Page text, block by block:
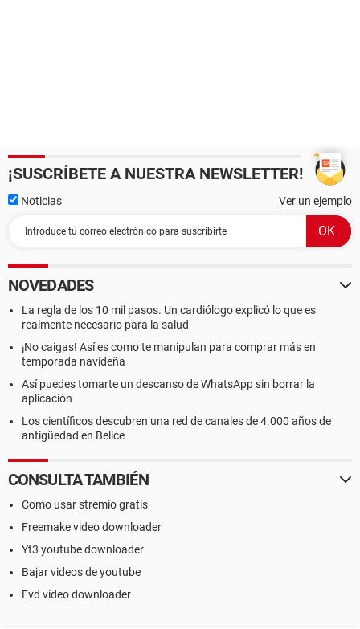
¡SUSCRÍBETE A NUESTRA NEWSLETTER!
Noticias Ver un ejemplo
NOVEDADES
La regla de los 10 mil pasos. Un cardiólogo explicó lo que es
realmente necesario para la salud
¡No caigas! Así es como te manipulan para comprar más en
temporada navideña
Así puedes tomarte un descanso de WhatsApp sin borrar la
aplicación
Los científicos descubren una red de canales de 4.000 años de
antigüedad en Belice
CONSULTA TAMBIÉN
Como usar stremio gratis
Freemake video downloader
Yt3 youtube downloader
Bajar videos de youtube
Fvd video downloader